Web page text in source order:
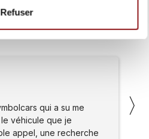
Refuser
un avis
Garage, symbole Car suite à un
d’entretien sur mon Macan
de me rendre sur place .
〉